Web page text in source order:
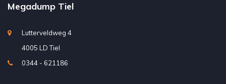
Megadump Tiel
Lutterveldweg 4
4005 LD Tiel
0344 - 621186